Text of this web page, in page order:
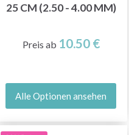
25 CM (2.50 - 4.00 MM)
Preis ab 10.50 €
Alle Optionen ansehen